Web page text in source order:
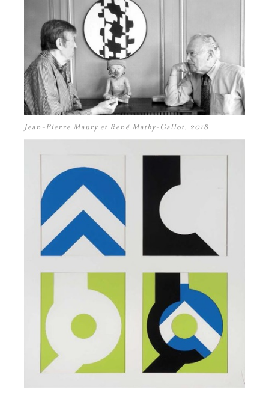
Jean-Pierre Maury et René Mathy-Gallot, 2018